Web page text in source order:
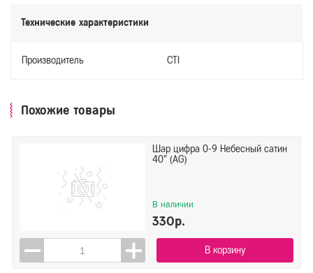
Технические характеристики
Производитель CTI
Похожие товары
Шар цифра 0-9 Небесный сатин
40" (AG)
В наличии
330р.
В корзину